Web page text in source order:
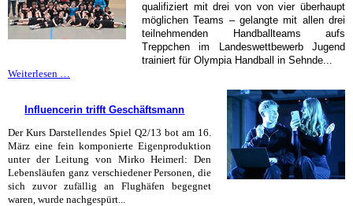
qualifiziert mit drei von von vier überhaupt
möglichen Teams – gelangte mit allen drei
teilnehmenden Handballteams aufs
Treppchen im Landeswettbewerb Jugend
trainiert für Olympia Handball in Sehnde...
Weiterlesen …
Landesfinale
Influencerin trifft Geschäftsmann
Der Kurs Darstellendes Spiel Q2/13 bot am 16.
März eine fein komponierte Eigenproduktion
unter der Leitung von Mirko Heimerl: Den
Lebensläufen ganz verschiedener Personen, die
sich zuvor zufällig an Flughäfen begegnet
waren, wurde nachgespürt...